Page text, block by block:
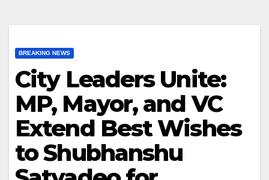
BREAKING NEWS
City Leaders Unite:
MP, Mayor, and VC
Extend Best Wishes
to Shubhanshu